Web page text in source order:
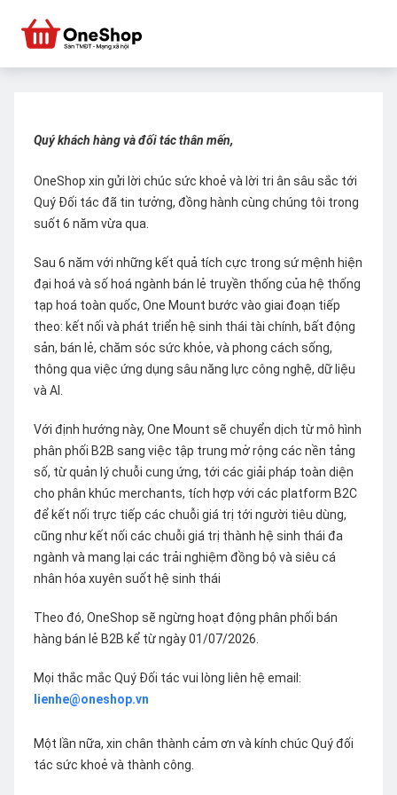
Quý khách hàng và đối tác thân mến,
OneShop xin gửi lời chúc sức khoẻ và lời tri ân sâu sắc tới
Quý Đối tác đã tin tưởng, đồng hành cùng chúng tôi trong
suốt 6 năm vừa qua.
Sau 6 năm với những kết quả tích cực trong sứ mệnh hiện
đại hoá và số hoá ngành bán lẻ truyền thống của hệ thống
tạp hoá toàn quốc, One Mount bước vào giai đoạn tiếp
theo: kết nối và phát triển hệ sinh thái tài chính, bất động
sản, bán lẻ, chăm sóc sức khỏe, và phong cách sống,
thông qua việc ứng dụng sâu năng lực công nghệ, dữ liệu
và AI.
Với định hướng này, One Mount sẽ chuyển dịch từ mô hình
phân phối B2B sang việc tập trung mở rộng các nền tảng
số, từ quản lý chuỗi cung ứng, tới các giải pháp toàn diện
cho phân khúc merchants, tích hợp với các platform B2C
để kết nối trực tiếp các chuỗi giá trị tới người tiêu dùng,
cũng như kết nối các chuỗi giá trị thành hệ sinh thái đa
ngành và mang lại các trải nghiệm đồng bộ và siêu cá
nhân hóa xuyên suốt hệ sinh thái
Theo đó, OneShop sẽ ngừng hoạt động phân phối bán
hàng bán lẻ B2B kể từ ngày 01/07/2026.
Mọi thắc mắc Quý Đối tác vui lòng liên hệ email:
lienhe@oneshop.vn
Một lần nữa, xin chân thành cảm ơn và kính chúc Quý đối
tác sức khoẻ và thành công.